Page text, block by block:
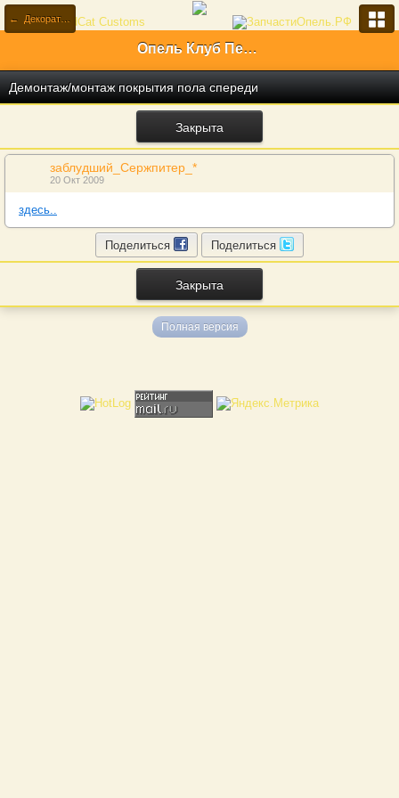
← Декоративные и отделочные материалы
Опель Клуб Первый Российский
Демонтаж/монтаж покрытия пола спереди
Закрыта
заблудший_Сержпитер_*
20 Окт 2009
здесь..
Поделиться Поделиться
Закрыта
Полная версия